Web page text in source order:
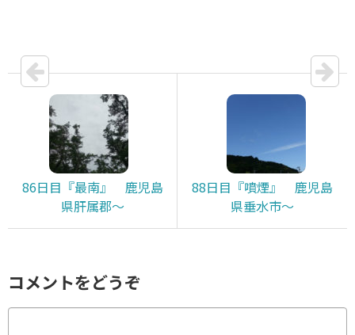
86日目『最南』 鹿児島
県肝属郡～
88日目『噴煙』 鹿児島
県垂水市～
コメントをどうぞ